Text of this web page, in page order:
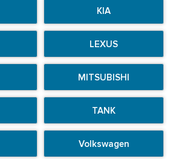
KIA
LEXUS
MITSUBISHI
TANK
Volkswagen